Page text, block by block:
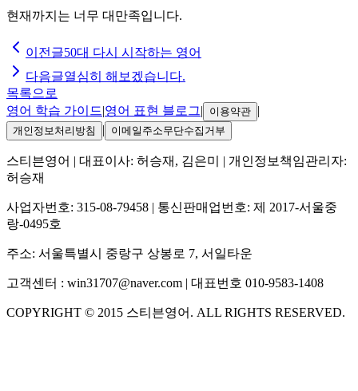
현재까지는 너무 대만족입니다.
이전글50대 다시 시작하는 영어
다음글열심히 해보겠습니다.
목록으로
영어 학습 가이드|영어 표현 블로그| 이용약관 |
개인정보처리방침 | 이메일주소무단수집거부
스티븐영어 | 대표이사: 허승재, 김은미
| 개인정보책임관리자:
허승재
사업자번호: 315-08-79458 | 통신판매업번호: 제 2017-서울중
랑-0495호
주소: 서울특별시 중랑구 상봉로 7, 서일타운
고객센터 : win31707@naver.com | 대표번호 010-9583-1408
COPYRIGHT © 2015 스티븐영어 . ALL RIGHTS RESERVED.